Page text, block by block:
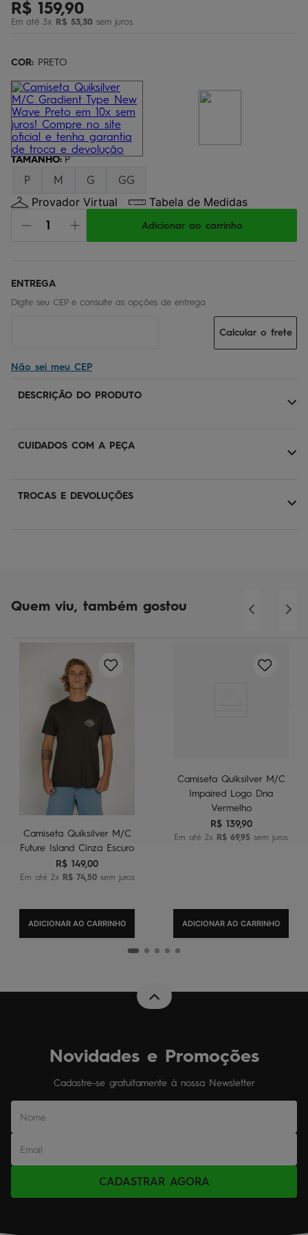
R$ 159,90
Em até 3x R$ 53,30 sem juros
COR: PRETO
TAMANHO: P
P M G GG
Provador Virtual Tabela de Medidas
Adicionar ao carrinho
Não sei meu CEP
Calcular o frete
DESCRIÇÃO DO PRODUTO
CUIDADOS COM A PEÇA
TROCAS E DEVOLUÇÕES
Quem viu, também gostou
Camiseta Quiksilver M/C
Future Island Cinza Escuro
R$ 149,00
Em até 2x R$ 74,50sem juros
ADICIONAR AO CARRINHO
Camiseta Quiksilver M/C
Impaired Logo Dna
Vermelho
R$ 139,90
Em até 2x R$ 69,95 sem juros
ADICIONAR AO CARRINHO
Novidades e Promoções
Cadastre-se gratuitamente à nossa Newsletter
CADASTRAR AGORA
º bermuda
7 º jaqueta
8º boardshort
9º chinelo
10 º calça